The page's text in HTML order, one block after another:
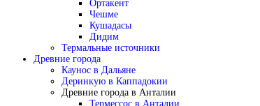
Ортакент
Чешме
Кушадасы
Дидим
Термальные источники
Древние города
Каунос в Дальяне
Деринкую в Каппадокии
Древние города в Анталии
Термессос в Анталии